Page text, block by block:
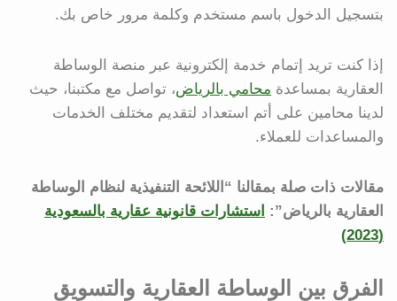
بتسجيل الدخول باسم مستخدم وكلمة مرور خاص بك.
إذا كنت تريد إتمام خدمة إلكترونية عبر منصة الوساطة
العقارية بمساعدة محامي بالرياض، تواصل مع مكتبنا، حيث
لدينا محامين على أتم استعداد لتقديم مختلف الخدمات
والمساعدات للعملاء.
مقالات ذات صلة بمقالنا “اللائحة التنفيذية لنظام الوساطة
العقارية بالرياض”: استشارات قانونية عقارية بالسعودية
(2023)
الفرق بين الوساطة العقارية والتسويق